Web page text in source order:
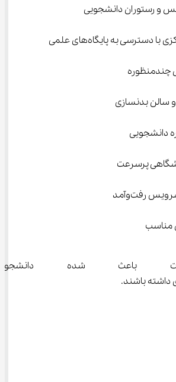
و رستوران دانشجویی
با دسترسی به پایگاه‌های علمی
چندمنظوره
سالن بدنسازی
دانشجویی
پرسرعت
رفت‌وآمد
باعث شده